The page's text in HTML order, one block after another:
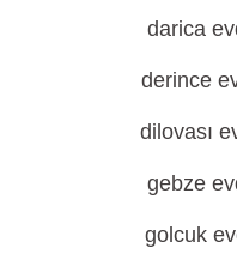
darica
derince
dilovası
gebze
golcuk